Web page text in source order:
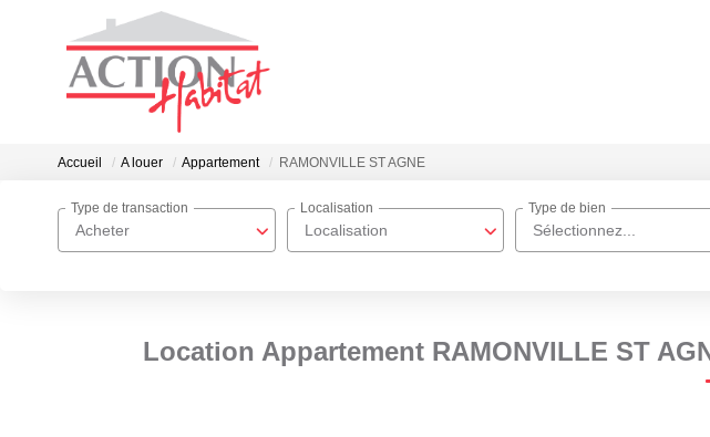
Accueil A louer Appartement RAMONVILLE ST AGNE
Acheter
Type de transaction
Localisation
Localisation
Sélectionnez...
Type de bien
Location Appartement RAMONVILLE ST